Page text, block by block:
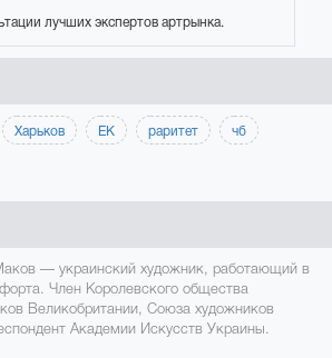
лучших экспертов артрынка.
Харьков ЕК раритет
чб
— украинский художник, работающий в
Член Королевского общества
Великобритании, Союза художников
Академии Искусств Украины.